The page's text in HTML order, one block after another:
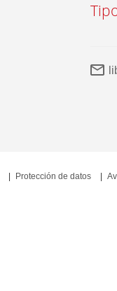
Protección de datos